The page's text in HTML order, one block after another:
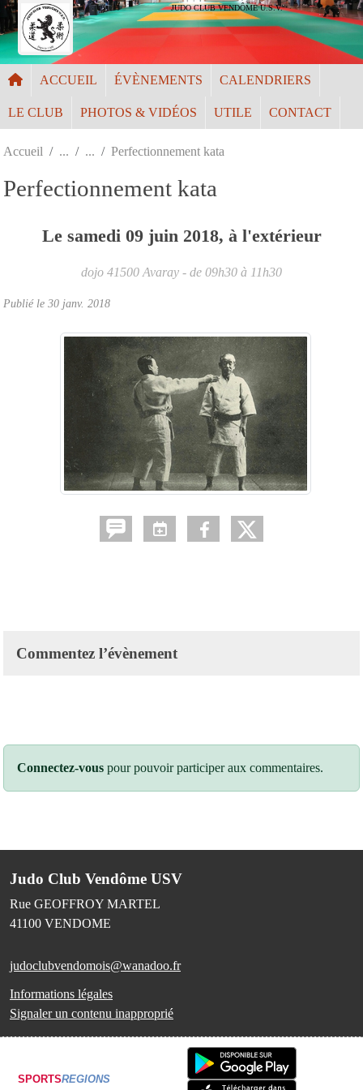
JUDO CLUB VENDÔME U.S.V.
ACCUEIL ÉVÈNEMENTS CALENDRIERS
LE CLUB PHOTOS & VIDÉOS UTILE CONTACT
Accueil Perfectionnement kata
Perfectionnement kata
Le samedi 09 juin 2018, à l'extérieur
dojo 41500 Avaray - de 09h30 à 11h30
Publié le 30 janv. 2018
Commentez l’évènement
Connectez-vous pour pouvoir participer aux commentaires.
Judo Club Vendôme USV
Rue GEOFFROY MARTEL
41100 VENDOME
judoclubvendomois@wanadoo.fr
Informations légales
Signaler un contenu inapproprié
SPORTSREGIONS
Panneau de gestion des cookies